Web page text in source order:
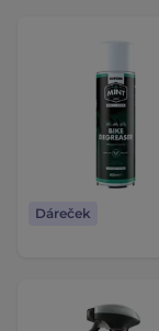
Dáreček